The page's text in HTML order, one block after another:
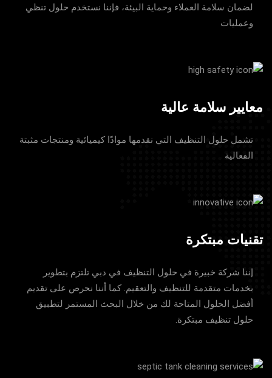
لضمان سلامة العملاء وحماية البيئة، فإننا نستخدم حلول تنظي
وعمليات
معايير سلامة عالية
تشمل حلول التنظيف التي نقدمها موادًا كيميائية ومنتجات مثبتة
الفعالية
تقنيات مبتكرة
إننا شركة خبيرة في حلول التنظيف في دبي تلتزم بتطوير
بخدمات متقدمة للتنظيف والتعقيم. كما أننا نحرص على تقديم
أفضل الحلول المتاحة لك من خلال البحث المستمر لتطبيق
حلول تنظيف مبتكرة.